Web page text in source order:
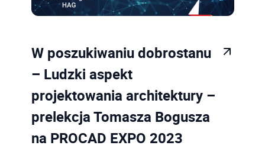
W poszukiwaniu dobrostanu
– Ludzki aspekt
projektowania architektury –
prelekcja Tomasza Bogusza
na PROCAD EXPO 2023